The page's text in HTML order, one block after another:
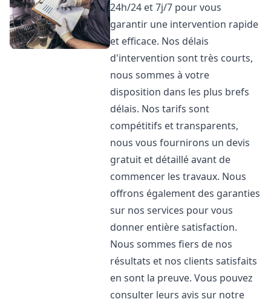
24h/24 et 7j/7 pour vous
garantir une intervention rapide
et efficace. Nos délais
d'intervention sont très courts,
nous sommes à votre
disposition dans les plus brefs
délais. Nos tarifs sont
compétitifs et transparents,
nous vous fournirons un devis
gratuit et détaillé avant de
commencer les travaux. Nous
offrons également des garanties
sur nos services pour vous
donner entière satisfaction.
Nous sommes fiers de nos
résultats et nos clients satisfaits
en sont la preuve. Vous pouvez
consulter leurs avis sur notre